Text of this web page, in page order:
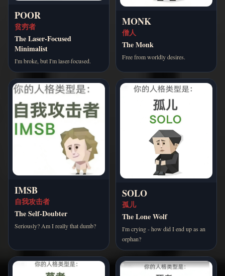
POOR
贫穷者
The Laser-Focused
Minimalist
I'm broke, but I'm laser-focused.
MONK
僧人
The Monk
Free from worldly desires.
IMSB
自我攻击者
The Self-Doubter
Seriously? Am I really that dumb?
SOLO
孤儿
The Lone Wolf
I'm crying - how did I end up as an
orphan?